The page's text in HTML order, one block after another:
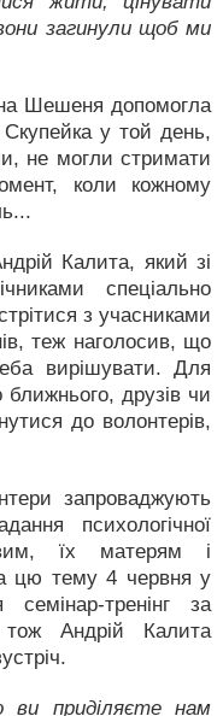
загинули щоб ми
Шешеня допомогла
у той день,
не могли стримати
коли кожному
Калита, який зі
спеціально
з учасниками
теж наголосив, що
вирішувати. Для
друзів чи
до волонтерів,
запроваджують
психологічної
їх матерям і
цю тему 4 червня у
семінар-тренінг за
Андрій Калита
приділяєте нам